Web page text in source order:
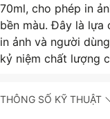
70ml, cho phép in
bền màu. Đây là lựa
in ảnh và người
kỷ niệm chất lượng
THÔNG SỐ KỸ THUẬT